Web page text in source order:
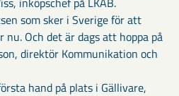
som sker i Sverige för att
nu. Och det är dags att hoppa på
direktör Kommunikation och
hand på plats i Gällivare,